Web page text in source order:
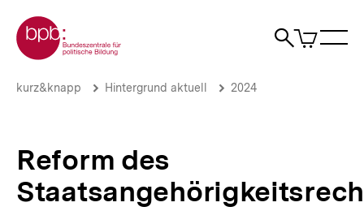
zum
Seiteninhalt
springen
Zur Startseite der bpb
Suche
Artikel
im
Reform
Hintergrund
aktuell
bpb.de
Brotkrümelnavigation
Pfadnavigation
kurz&knapp Hintergrund aktuell 2024
Reform des